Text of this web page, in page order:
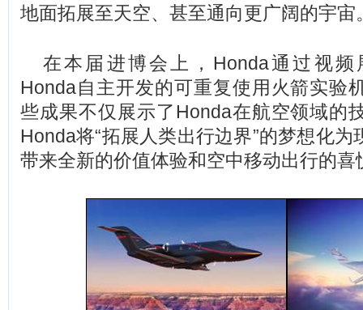
地面拓展至天空、甚至通向更广阔的宇宙
在本届进博会上，Honda通过视频
Honda自主开发的可重复使用火箭实验
些成果不仅展示了Honda在航空领域的
Honda将“拓展人类出行边界”的梦想化
带来全新的价值体验和空中移动出行的喜